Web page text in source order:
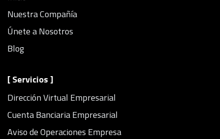
Nuestra Compañía
Únete a Nosotros
Blog
[ Servicios ]
Dirección Virtual Empresarial
Cuenta Banciaria Empresarial
Aviso de Operaciones Empresa